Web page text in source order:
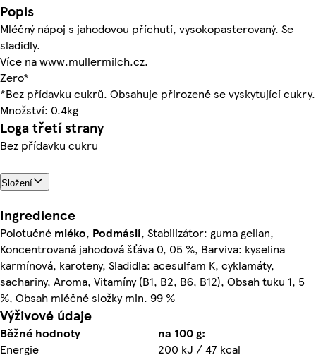
Popis
Mléčný nápoj s jahodovou příchutí, vysokopasterovaný. Se
sladidly.
Více na www.mullermilch.cz.
Zero*
*Bez přídavku cukrů. Obsahuje přirozeně se vyskytující cukry.
Množství: 0.4kg
Loga třetí strany
Bez přídavku cukru
Složení
Ingredience
Polotučné mléko, Podmáslí, Stabilizátor: guma gellan,
Koncentrovaná jahodová šťáva 0, 05 %, Barviva: kyselina
karmínová, karoteny, Sladidla: acesulfam K, cyklamáty,
sachariny, Aroma, Vitamíny (B1, B2, B6, B12), Obsah tuku 1, 5
%, Obsah mléčné složky min. 99 %
Výživové údaje
Běžné hodnoty
na 100 g:
Energie
200 kJ / 47 kcal